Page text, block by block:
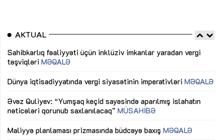
AKTUAL
Sahibkarlıq fəaliyyəti üçün inklüziv imkanlar yaradan vergi
təşviqləri MƏQALƏ
Dünya iqtisadiyyatında vergi siyasətinin imperativləri MƏQALƏ
Əvəz Quliyev: “Yumşaq keçid sayəsində aparılmış islahatın
nəticələri qorunub saxlanılacaq” MÜSAHİBƏ
Maliyyə planlaması prizmasında büdcəyə baxış MƏQALƏ